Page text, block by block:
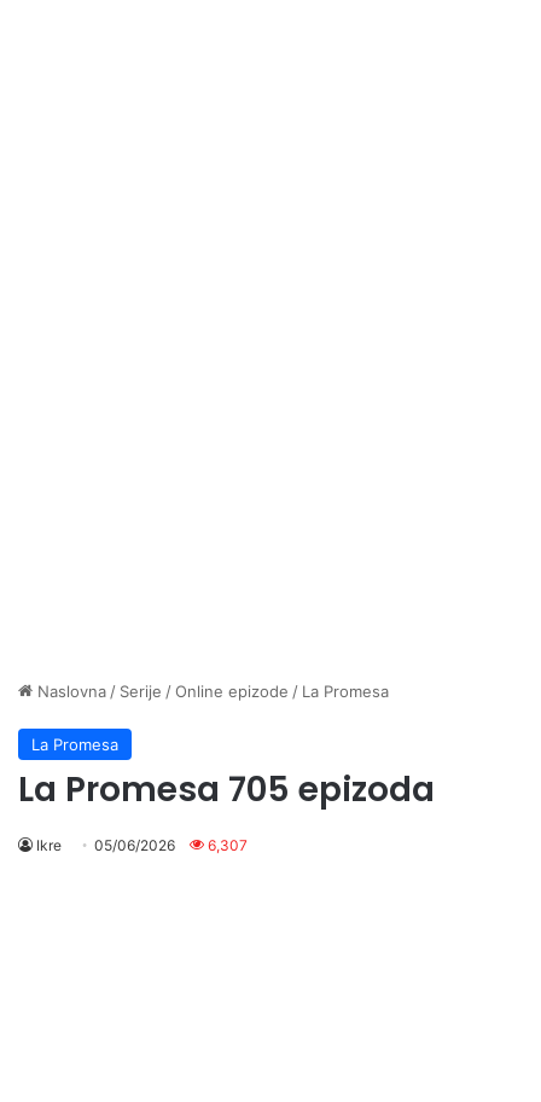
Naslovna / Serije /Online epizode / La Promesa
La Promesa
La Promesa 705 epizoda
Ikre 05/06/2026 6,307